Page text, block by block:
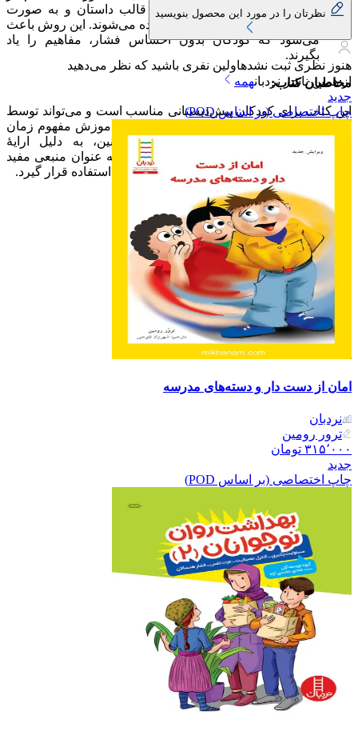
کتاب مطرح نمی‌شوند، بلکه در قالب داستان و به صورت
غیرمستقیم به کودکان اموزش داده می‌شوند. این روش باعث
می‌شود که کودکان بدون احساس فشار، مفاهیم را یاد
بگیرند.
مخاطبان کتاب:
این کتاب برای کودکان پیش‌دبستانی مناسب است و می‌تواند توسط
والدین در خانه یا مربیان در مهدکودک‌ها برای اموزش مفهوم زمان
و ساعت به کودکان استفاده شود. همچنین، به دلیل ارایهٔ
فعالیت‌های اموزشی در پایان کتاب، می‌تواند به عنوان منبعی مفید
برای بزرگ‌ترها در فرایند اموزش کودکان مورد استفاده قرار گیرد.
نظرتان را در مورد این محصول بنویسید
هنوز نظری ثبت نشدهاولین نفری باشید که نظر می‌دهید
از همین ناشر نردبانهمه
جدید
چاپ اختصاصی (بر اساس POD)
امان از دست دار و دسته‌های مدرسه
نردبان
ترور رومین
۳۱۵٬۰۰۰ تومان
جدید
چاپ اختصاصی (بر اساس POD)